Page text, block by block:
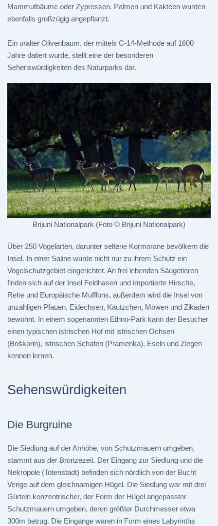
Mammutbäume oder Zypressen. Palmen und Kakteen wurden
ebenfalls großzügig angepflanzt.
Ein uralter Olivenbaum, der mittels C-14-Methode auf 1600
Jahre datiert wurde, stellt eine der besonderen
Sehenswürdigkeiten des Naturparks dar.
Brijuni Nationalpark (Foto © Brijuni Nationalpark)
Über 250 Vogelarten, darunter seltene Kormorane bevölkern die
Insel. In einer Saline wurde nicht nur zu ihrem Schutz ein
Vogelschutzgebiet eingerichtet. An frei lebenden Säugetieren
finden sich auf der Insel Feldhasen und importierte Hirsche,
Rehe und Europäische Mufflons, außerdem wird die Insel von
unzähligen Pfauen, Eidechsen, Käutzchen, Möwen und Zikaden
bewohnt. In einem sogenannten Ethno-Park kann der Besucher
einen typischen istrischen Hof mit istrischen Ochsen
(Boškarin), istrischen Schafen (Pramenka), Eseln und Ziegen
kennen lernen.
Sehenswürdigkeiten
Die Burgruine
Die Siedlung auf der Anhöhe, von Schutzmauern umgeben,
stammt aus der Bronzezeit. Der Eingang zur Siedlung und die
Nekropole (Totenstadt) befinden sich nördlich von der Bucht
Verige auf dem gleichnamigen Hügel. Die Siedlung war mit drei
Gürteln konzentrischer, der Form der Hügel angepasster
Schutzmauern umgeben, deren größter Durchmesser etwa
300m betrug. Die Eingänge waren in Form eines Labyrinths